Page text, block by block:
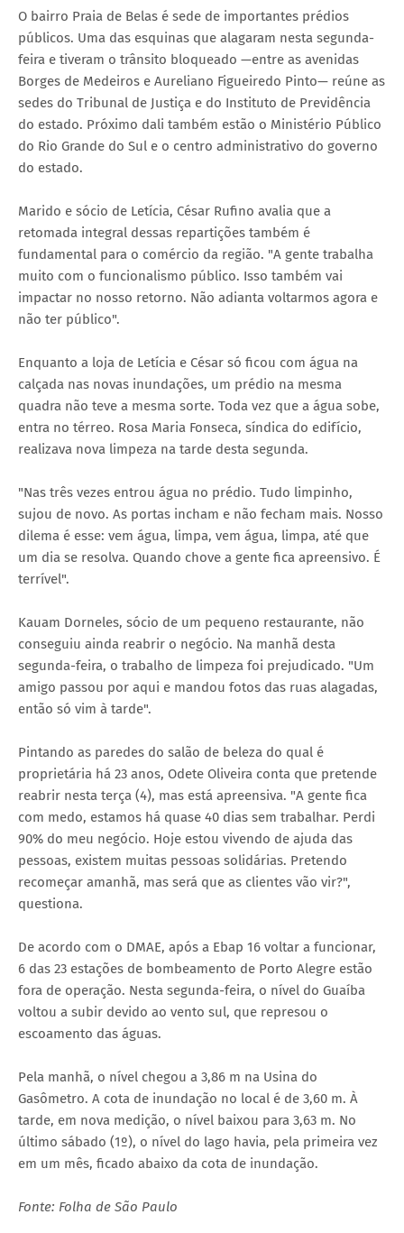
O bairro Praia de Belas é sede de importantes prédios
públicos. Uma das esquinas que alagaram nesta segunda-
feira e tiveram o trânsito bloqueado —entre as avenidas
Borges de Medeiros e Aureliano Figueiredo Pinto— reúne as
sedes do Tribunal de Justiça e do Instituto de Previdência
do estado. Próximo dali também estão o Ministério Público
do Rio Grande do Sul e o centro administrativo do governo
do estado.
Marido e sócio de Letícia, César Rufino avalia que a
retomada integral dessas repartições também é
fundamental para o comércio da região. "A gente trabalha
muito com o funcionalismo público. Isso também vai
impactar no nosso retorno. Não adianta voltarmos agora e
não ter público".
Enquanto a loja de Letícia e César só ficou com água na
calçada nas novas inundações, um prédio na mesma
quadra não teve a mesma sorte. Toda vez que a água sobe,
entra no térreo. Rosa Maria Fonseca, síndica do edifício,
realizava nova limpeza na tarde desta segunda.
"Nas três vezes entrou água no prédio. Tudo limpinho,
sujou de novo. As portas incham e não fecham mais. Nosso
dilema é esse: vem água, limpa, vem água, limpa, até que
um dia se resolva. Quando chove a gente fica apreensivo. É
terrível".
Kauam Dorneles, sócio de um pequeno restaurante, não
conseguiu ainda reabrir o negócio. Na manhã desta
segunda-feira, o trabalho de limpeza foi prejudicado. "Um
amigo passou por aqui e mandou fotos das ruas alagadas,
então só vim à tarde".
Pintando as paredes do salão de beleza do qual é
proprietária há 23 anos, Odete Oliveira conta que pretende
reabrir nesta terça (4), mas está apreensiva. "A gente fica
com medo, estamos há quase 40 dias sem trabalhar. Perdi
90% do meu negócio. Hoje estou vivendo de ajuda das
pessoas, existem muitas pessoas solidárias. Pretendo
recomeçar amanhã, mas será que as clientes vão vir?",
questiona.
De acordo com o DMAE, após a Ebap 16 voltar a funcionar,
6 das 23 estações de bombeamento de Porto Alegre estão
fora de operação. Nesta segunda-feira, o nível do Guaíba
voltou a subir devido ao vento sul, que represou o
escoamento das águas.
Pela manhã, o nível chegou a 3,86 m na Usina do
Gasômetro. A cota de inundação no local é de 3,60 m. À
tarde, em nova medição, o nível baixou para 3,63 m. No
último sábado (1º), o nível do lago havia, pela primeira vez
em um mês, ficado abaixo da cota de inundação.
Fonte: Folha de São Paulo